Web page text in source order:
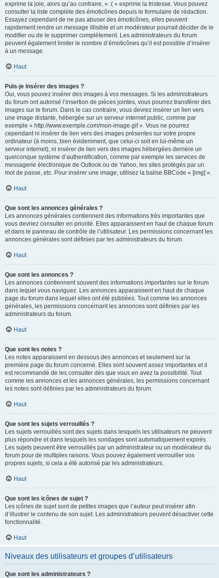
exprime la joie, alors qu’au contraire, « :( » exprime la tristesse. Vous pouvez
consulter la liste complète des émoticônes depuis le formulaire de rédaction.
Essayez cependant de ne pas abuser des émoticônes, elles peuvent
rapidement rendre un message illisible et un modérateur pourrait décider de le
modifier ou de le supprimer complètement. Les administrateurs du forum
peuvent également limiter le nombre d’émoticônes qu’il est possible d’insérer
à un message.
Haut
Puis-je insérer des images ?
Oui, vous pouvez insérer des images à vos messages. Si les administrateurs
du forum ont autorisé l’insertion de pièces jointes, vous pourrez transférer des
images sur le forum. Dans le cas contraire, vous devrez insérer un lien vers
une image distante, hébergée sur un serveur internet public, comme par
exemple « http://www.exemple.com/mon-image.gif ». Vous ne pourrez
cependant ni insérer de lien vers des images présentes sur votre propre
ordinateur (à moins, bien évidemment, que celui-ci soit en lui-même un
serveur internet), ni insérer de lien vers des images hébergées derrière un
quelconque système d’authentification, comme par exemple les services de
messagerie électronique de Outlook ou de Yahoo, les sites protégés par un
mot de passe, etc. Pour insérer une image, utilisez la balise BBCode « [img] ».
Haut
Que sont les annonces générales ?
Les annonces générales contiennent des informations très importantes que
vous devriez consulter en priorité. Elles apparaissent en haut de chaque forum
et dans le panneau de contrôle de l’utilisateur. Les permissions concernant les
annonces générales sont définies par les administrateurs du forum.
Haut
Que sont les annonces ?
Les annonces contiennent souvent des informations importantes sur le forum
dans lequel vous naviguez. Les annonces apparaissent en haut de chaque
page du forum dans lequel elles ont été publiées. Tout comme les annonces
générales, les permissions concernant les annonces sont définies par les
administrateurs du forum.
Haut
Que sont les notes ?
Les notes apparaissent en dessous des annonces et seulement sur la
première page du forum concerné. Elles sont souvent assez importantes et il
est recommandé de les consulter dès que vous en avez la possibilité. Tout
comme les annonces et les annonces générales, les permissions concernant
les notes sont définies par les administrateurs du forum.
Haut
Que sont les sujets verrouillés ?
Les sujets verrouillés sont des sujets dans lesquels les utilisateurs ne peuvent
plus répondre et dans lesquels les sondages sont automatiquement expirés.
Les sujets peuvent être verrouillés par un administrateur ou un modérateur du
forum pour de multiples raisons. Vous pouvez également verrouiller vos
propres sujets, si cela a été autorisé par les administrateurs.
Haut
Que sont les icônes de sujet ?
Les icônes de sujet sont de petites images que l’auteur peut insérer afin
d’illustrer le contenu de son sujet. Les administrateurs peuvent désactiver cette
fonctionnalité.
Haut
Niveaux des utilisateurs et groupes d’utilisateurs
Que sont les administrateurs ?